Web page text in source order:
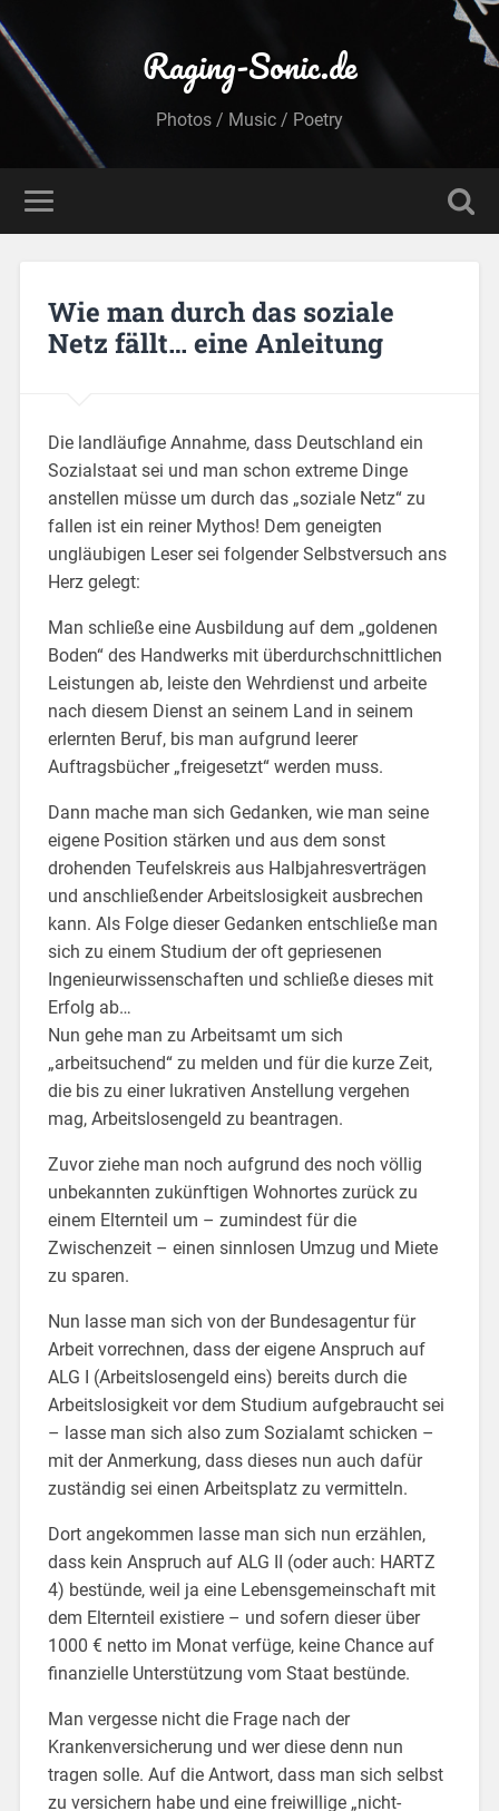
Raging-Sonic.de
Photos / Music / Poetry
Wie man durch das soziale
Netz fällt… eine Anleitung
Die landläufige Annahme, dass Deutschland ein
Sozialstaat sei und man schon extreme Dinge
anstellen müsse um durch das „soziale Netz“ zu
fallen ist ein reiner Mythos! Dem geneigten
ungläubigen Leser sei folgender Selbstversuch ans
Herz gelegt:
Man schließe eine Ausbildung auf dem „goldenen
Boden“ des Handwerks mit überdurchschnittlichen
Leistungen ab, leiste den Wehrdienst und arbeite
nach diesem Dienst an seinem Land in seinem
erlernten Beruf, bis man aufgrund leerer
Auftragsbücher „freigesetzt“ werden muss.
Dann mache man sich Gedanken, wie man seine
eigene Position stärken und aus dem sonst
drohenden Teufelskreis aus Halbjahresverträgen
und anschließender Arbeitslosigkeit ausbrechen
kann. Als Folge dieser Gedanken entschließe man
sich zu einem Studium der oft gepriesenen
Ingenieurwissenschaften und schließe dieses mit
Erfolg ab…
Nun gehe man zu Arbeitsamt um sich
„arbeitsuchend“ zu melden und für die kurze Zeit,
die bis zu einer lukrativen Anstellung vergehen
mag, Arbeitslosengeld zu beantragen.
Zuvor ziehe man noch aufgrund des noch völlig
unbekannten zukünftigen Wohnortes zurück zu
einem Elternteil um – zumindest für die
Zwischenzeit – einen sinnlosen Umzug und Miete
zu sparen.
Nun lasse man sich von der Bundesagentur für
Arbeit vorrechnen, dass der eigene Anspruch auf
ALG I (Arbeitslosengeld eins) bereits durch die
Arbeitslosigkeit vor dem Studium aufgebraucht sei
– lasse man sich also zum Sozialamt schicken –
mit der Anmerkung, dass dieses nun auch dafür
zuständig sei einen Arbeitsplatz zu vermitteln.
Dort angekommen lasse man sich nun erzählen,
dass kein Anspruch auf ALG II (oder auch: HARTZ
4) bestünde, weil ja eine Lebensgemeinschaft mit
dem Elternteil existiere – und sofern dieser über
1000 € netto im Monat verfüge, keine Chance auf
finanzielle Unterstützung vom Staat bestünde.
Man vergesse nicht die Frage nach der
Krankenversicherung und wer diese denn nun
tragen solle. Auf die Antwort, dass man sich selbst
zu versichern habe und eine freiwillige „nicht-